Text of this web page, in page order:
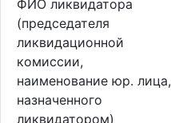
ФИО ликвидатора
(председателя
ликвидационной
комиссии,
наименование юр. лица,
назначенного
ликвидатором)